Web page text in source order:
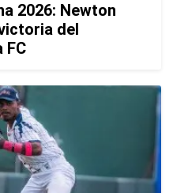
2026: Newton
del
FC